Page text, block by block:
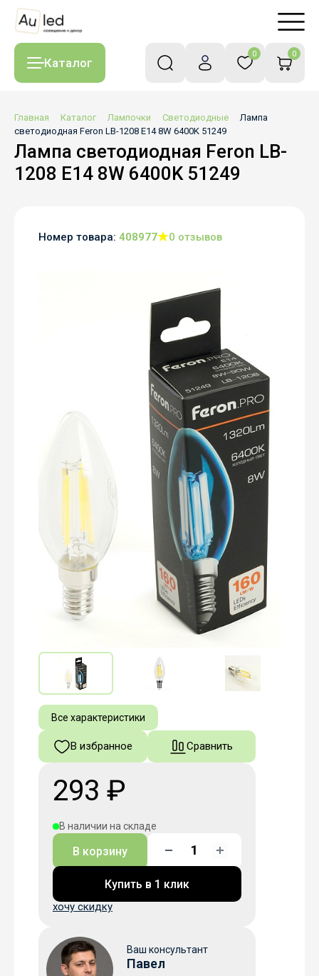
Каталог
0 0
Главная Каталог Лампочки Светодиодные
Лампа
светодиодная Feron LB-1208 E14 8W 6400K 51249
Лампа светодиодная Feron LB-
1208 E14 8W 6400K 51249
Номер товара: 408977 0 отзывов
Все характеристики
Ваш консультант
Павел
В избранное Сравнить
293 ₽
В наличии на складе
В корзину
Купить в 1 клик
хочу скидку